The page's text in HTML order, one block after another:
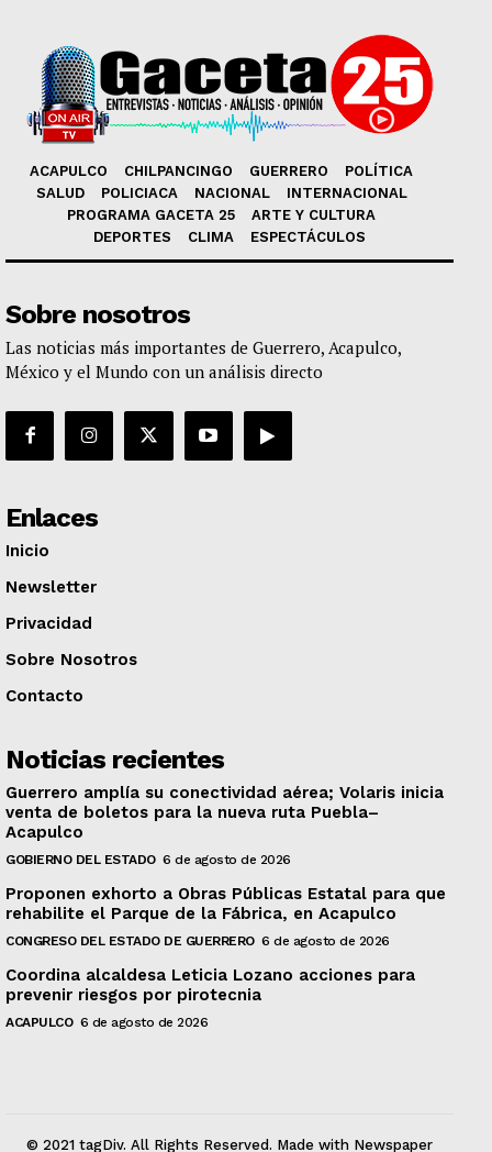
ACAPULCO CHILPANCINGO GUERRERO
POLÍTICA
SALUD
POLICIACA NACIONAL
INTERNACIONAL
PROGRAMA GACETA 25
ARTE Y CULTURA
DEPORTES
CLIMA ESPECTÁCULOS
Sobre nosotros
Las noticias más importantes de Guerrero, Acapulco,
México y el Mundo con un análisis directo
Enlaces
Inicio
Newsletter
Privacidad
Sobre Nosotros
Contacto
Noticias recientes
Guerrero amplía su conectividad aérea; Volaris inicia
venta de boletos para la nueva ruta Puebla–
Acapulco
GOBIERNO DEL ESTADO 6 de agosto de 2026
Proponen exhorto a Obras Públicas Estatal para que
rehabilite el Parque de la Fábrica, en Acapulco
CONGRESO DEL ESTADO DE GUERRERO 6 de agosto de 2026
Coordina alcaldesa Leticia Lozano acciones para
prevenir riesgos por pirotecnia
ACAPULCO 6 de agosto de 2026
© 2021 tagDiv. All Rights Reserved. Made with Newspaper